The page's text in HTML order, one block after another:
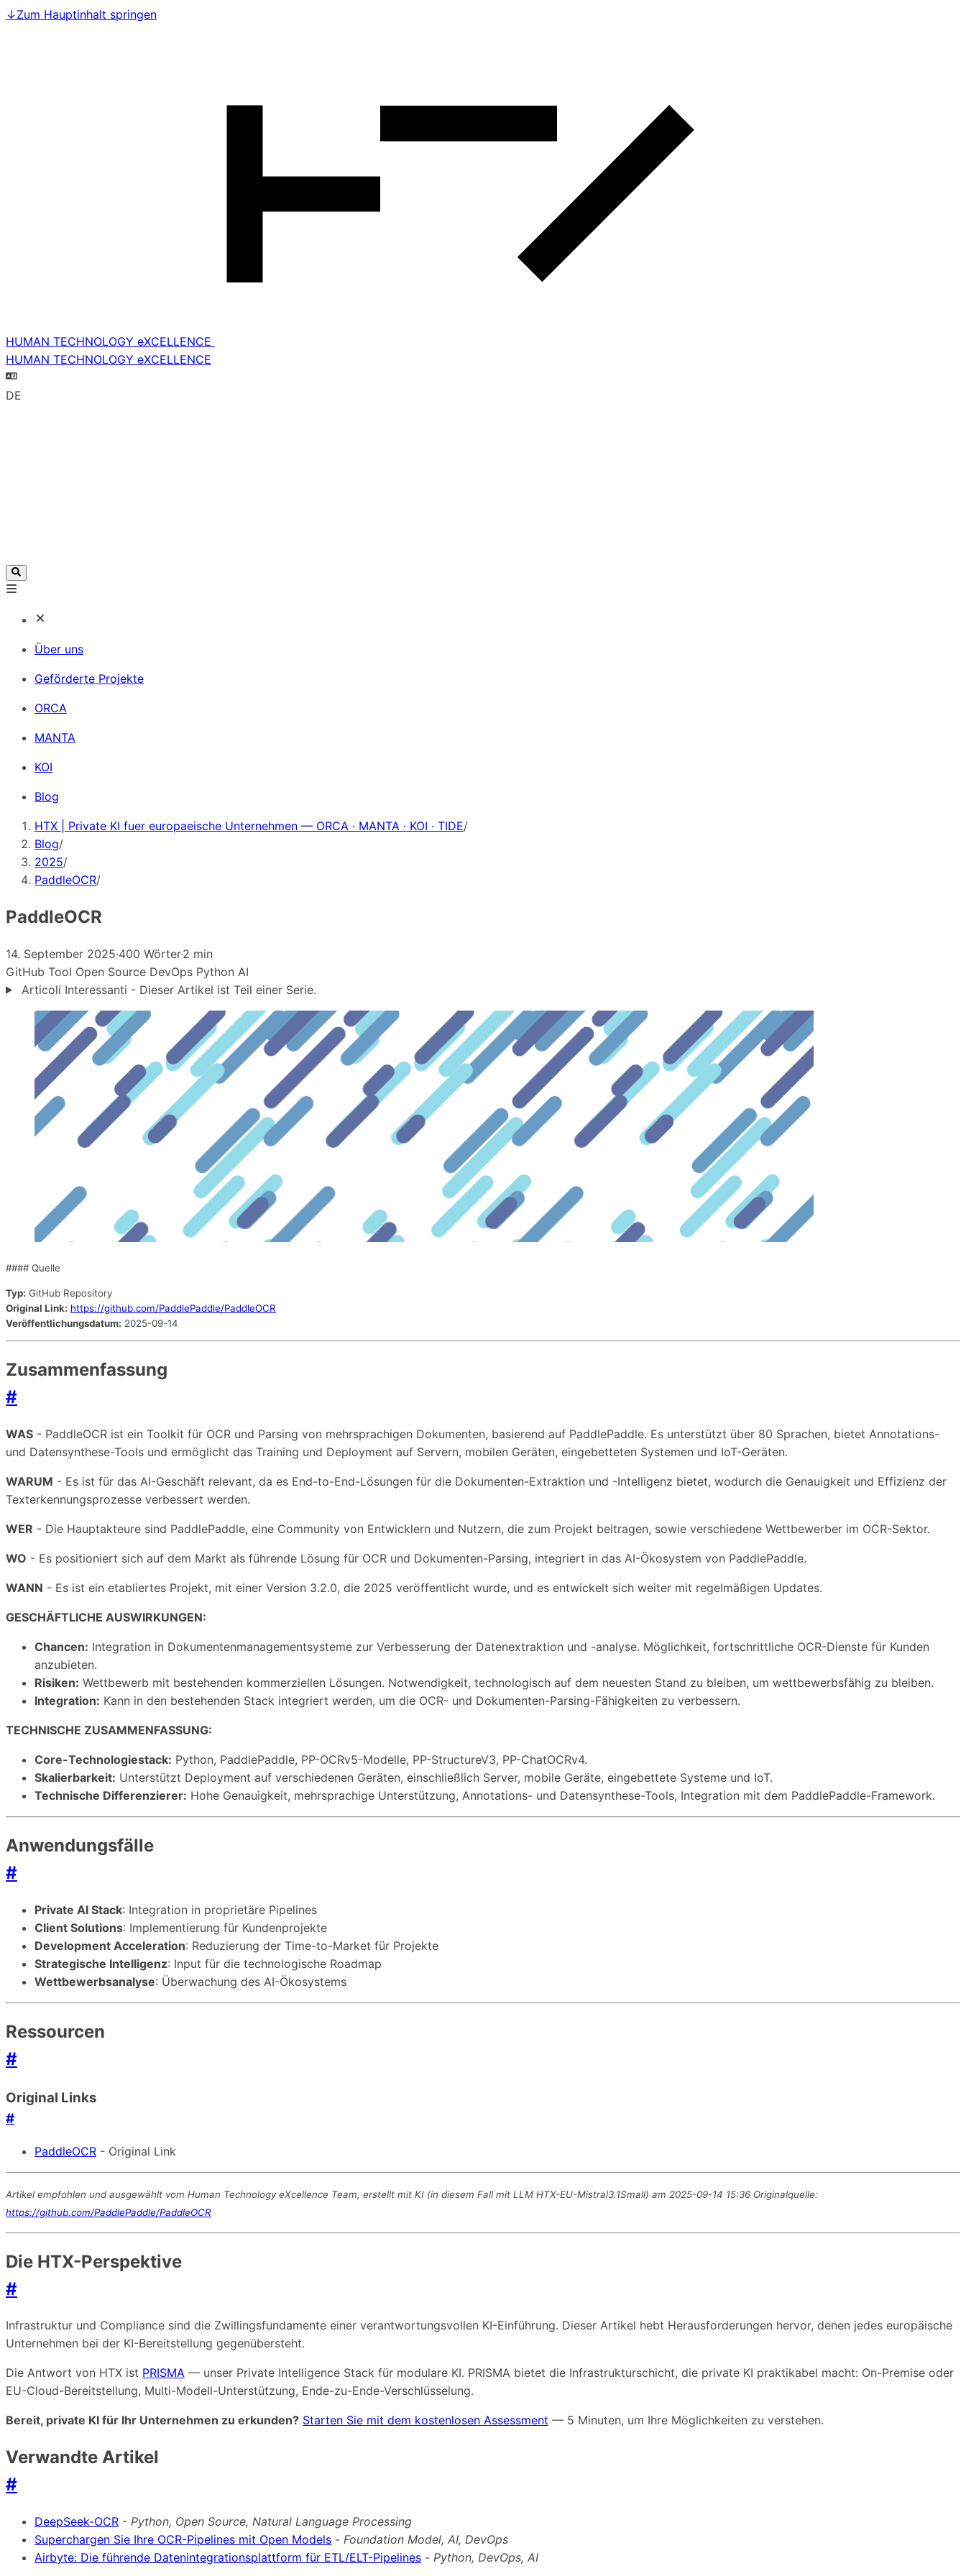
↓Zum Hauptinhalt springen
HUMAN TECHNOLOGY eXCELLENCE
HUMAN TECHNOLOGY eXCELLENCE
DE
Über uns
Geförderte Projekte
ORCA
MANTA
KOI
Blog
HTX | Private KI fuer europaeische Unternehmen — ORCA · MANTA · KOI · TIDE/
Blog/
2025/
PaddleOCR/
PaddleOCR
14. September 2025·400 Wörter·2 min
GitHub Tool Open Source DevOps Python AI
Articoli Interessanti - Dieser Artikel ist Teil einer Serie.
#### Quelle
Typ: GitHub Repository
Original Link: https://github.com/PaddlePaddle/PaddleOCR
Veröffentlichungsdatum: 2025-09-14
Zusammenfassung
#
WAS - PaddleOCR ist ein Toolkit für OCR und Parsing von mehrsprachigen Dokumenten, basierend auf PaddlePaddle. Es unterstützt über 80 Sprachen, bietet Annotations-
und Datensynthese-Tools und ermöglicht das Training und Deployment auf Servern, mobilen Geräten, eingebetteten Systemen und IoT-Geräten.
WARUM - Es ist für das AI-Geschäft relevant, da es End-to-End-Lösungen für die Dokumenten-Extraktion und -Intelligenz bietet, wodurch die Genauigkeit und Effizienz der
Texterkennungsprozesse verbessert werden.
WER - Die Hauptakteure sind PaddlePaddle, eine Community von Entwicklern und Nutzern, die zum Projekt beitragen, sowie verschiedene Wettbewerber im OCR-Sektor.
WO - Es positioniert sich auf dem Markt als führende Lösung für OCR und Dokumenten-Parsing, integriert in das AI-Ökosystem von PaddlePaddle.
WANN - Es ist ein etabliertes Projekt, mit einer Version 3.2.0, die 2025 veröffentlicht wurde, und es entwickelt sich weiter mit regelmäßigen Updates.
GESCHÄFTLICHE AUSWIRKUNGEN:
Chancen: Integration in Dokumentenmanagementsysteme zur Verbesserung der Datenextraktion und -analyse. Möglichkeit, fortschrittliche OCR-Dienste für Kunden
anzubieten.
Risiken: Wettbewerb mit bestehenden kommerziellen Lösungen. Notwendigkeit, technologisch auf dem neuesten Stand zu bleiben, um wettbewerbsfähig zu bleiben.
Integration: Kann in den bestehenden Stack integriert werden, um die OCR- und Dokumenten-Parsing-Fähigkeiten zu verbessern.
TECHNISCHE ZUSAMMENFASSUNG:
Core-Technologiestack: Python, PaddlePaddle, PP-OCRv5-Modelle, PP-StructureV3, PP-ChatOCRv4.
Skalierbarkeit: Unterstützt Deployment auf verschiedenen Geräten, einschließlich Server, mobile Geräte, eingebettete Systeme und IoT.
Technische Differenzierer: Hohe Genauigkeit, mehrsprachige Unterstützung, Annotations- und Datensynthese-Tools, Integration mit dem PaddlePaddle-Framework.
Anwendungsfälle
#
Private AI Stack: Integration in proprietäre Pipelines
Client Solutions: Implementierung für Kundenprojekte
Development Acceleration: Reduzierung der Time-to-Market für Projekte
Strategische Intelligenz: Input für die technologische Roadmap
Wettbewerbsanalyse: Überwachung des AI-Ökosystems
Ressourcen
#
Original Links
#
PaddleOCR - Original Link
Artikel empfohlen und ausgewählt vom Human Technology eXcellence Team, erstellt mit KI (in diesem Fall mit LLM HTX-EU-Mistral3.1Small) am 2025-09-14 15:36 Originalquelle:
https://github.com/PaddlePaddle/PaddleOCR
Die HTX-Perspektive
#
Infrastruktur und Compliance sind die Zwillingsfundamente einer verantwortungsvollen KI-Einführung. Dieser Artikel hebt Herausforderungen hervor, denen jedes europäische
Unternehmen bei der KI-Bereitstellung gegenübersteht.
Die Antwort von HTX ist PRISMA — unser Private Intelligence Stack für modulare KI. PRISMA bietet die Infrastrukturschicht, die private KI praktikabel macht: On-Premise oder
EU-Cloud-Bereitstellung, Multi-Modell-Unterstützung, Ende-zu-Ende-Verschlüsselung.
Bereit, private KI für Ihr Unternehmen zu erkunden? Starten Sie mit dem kostenlosen Assessment — 5 Minuten, um Ihre Möglichkeiten zu verstehen.
Verwandte Artikel
#
DeepSeek-OCR - Python, Open Source, Natural Language Processing
Superchargen Sie Ihre OCR-Pipelines mit Open Models - Foundation Model, AI, DevOps
Airbyte: Die führende Datenintegrationsplattform für ETL/ELT-Pipelines - Python, DevOps, AI